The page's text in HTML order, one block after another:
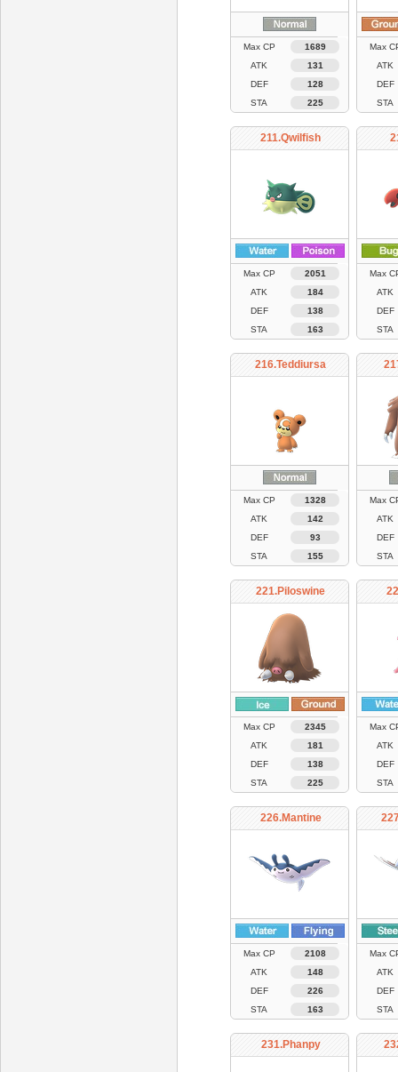
Max CP
1689
ATK
131
DEF
128
STA
225
Max
ATK
DEF
STA
211.Qwilfish
Max CP
2051
ATK
184
DEF
138
STA
163
Max
ATK
DEF
STA
216.Teddiursa
Max CP
1328
ATK
142
DEF
93
STA
155
Max
ATK
DEF
STA
221.Piloswine
Max CP
2345
ATK
181
DEF
138
STA
225
Max
ATK
DEF
STA
226.Mantine
Max CP
2108
ATK
148
DEF
226
STA
163
Max
ATK
DEF
STA
231.Phanpy